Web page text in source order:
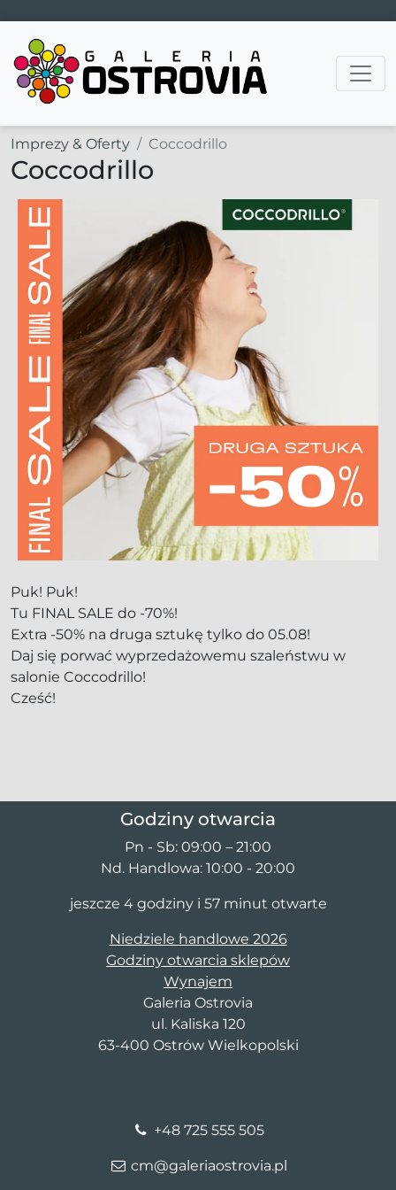
Main Navigation
Imprezy & Oferty Coccodrillo
Coccodrillo
Puk! Puk!
Tu FINAL SALE do -70%!
Extra -50% na druga sztukę tylko do 05.08!
Daj się porwać wyprzedażowemu szaleństwu w
salonie Coccodrillo!
Cześć!
Godziny otwarcia
Pn - Sb: 09:00 – 21:00
Nd. Handlowa: 10:00 - 20:00
jeszcze 4 godziny i 57 minut otwarte
Niedziele handlowe 2026
Godziny otwarcia sklepów
Wynajem
Galeria Ostrovia
ul. Kaliska 120
63-400 Ostrów Wielkopolski
+48 725 555 505
cm@galeriaostrovia.pl